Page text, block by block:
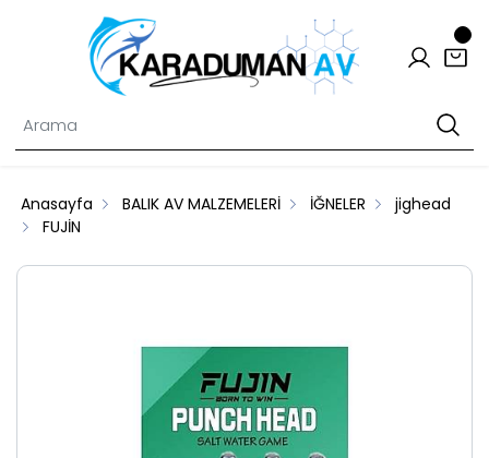
Anasayfa BALIK AV MALZEMELERİ İĞNELER
jighead
FUJİN